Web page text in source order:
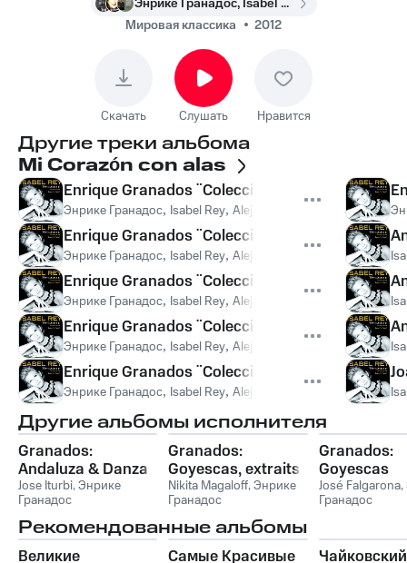
¨Colección de
Tonadillas¨: El majo
discreto: El majo
discreto
Энрике Гранадос, Isabel Rey, Alejandro Zabala
Мировая классика
2012
Скачать Слушать Нравится
Другие треки альбома
Mi Corazón con alas
Enrique Granados ¨Colección de Tonadillas¨:
Энрике Гранадос, Isabel Rey, Alejandro Zabala
Enrique Granados ¨Colección de Tonadillas¨:
Энрике Гранадос, Isabel Rey, Alejandro Zabala
Enrique Granados ¨Colección de Tonadillas¨:
Энрике Гранадос, Isabel Rey, Alejandro Zabala
Enrique Granados ¨Colección de Tonadillas¨:
Энрике Гранадос, Isabel Rey, Alejandro Zabala
Enrique Granados ¨Colección de Tonadillas¨:
Энрике Гранадос, Isabel Rey, Alejandro Zabala
Другие альбомы исполнителя
Granados:
Andaluza & Danza
Triste, Extractos de
12 Danzas
Españolas
Jose Iturbi,Энрике
Гранадос
Granados:
Goyescas, extraits
de la suite pour
piano & El Pelele
Nikita Magaloff,Энрике
Гранадос
Granados:
Goyescas
José Falgarona,
Гранадос
Рекомендованные альбомы
Великие
Самые Красивые
Чайковский